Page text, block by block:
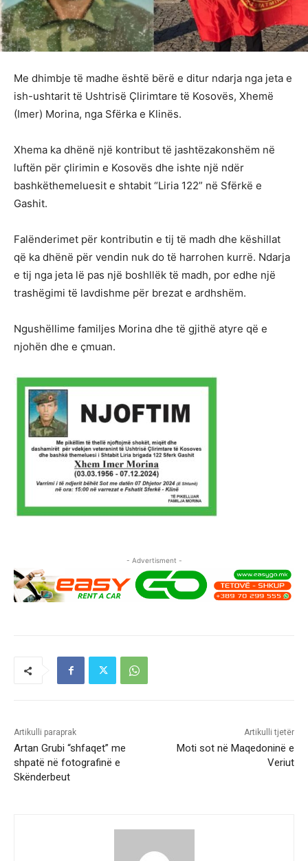
Me dhimbje të madhe është bërë e ditur ndarja nga jeta e
ish-ushtarit të Ushtrisë Çlirimtare të Kosovës, Xhemë
(Imer) Morina, nga Sfërka e Klinës.
Xhema ka dhënë një kontribut të jashtëzakonshëm në
luftën për çlirimin e Kosovës dhe ishte një ndër
bashkëthemeluesit e shtabit “Liria 122” në Sfërkë e
Gashit.
Falënderimet për kontributin e tij të madh dhe këshillat
që ka dhënë për vendin nuk do të harrohen kurrë. Ndarja
e tij nga jeta lë pas një boshllëk të madh, por edhe një
trashëgimi të lavdishme për brezat e ardhshëm.
Ngushëllime familjes Morina dhe të gjithë atyre që e
njohën dhe e çmuan.
- Advertisment -
Artikulli paraprak
Artan Grubi “shfaqet” me
shpatë në fotografinë e
Skënderbeut
Artikulli tjetër
Moti sot në Maqedoninë e
Veriut